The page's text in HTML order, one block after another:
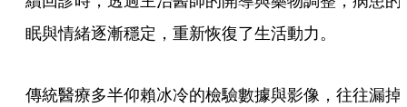
眠與情緒逐漸穩定，重新恢復了生活動力。
傳統醫療多半仰賴冰冷的檢驗數據與影像，往往漏掉